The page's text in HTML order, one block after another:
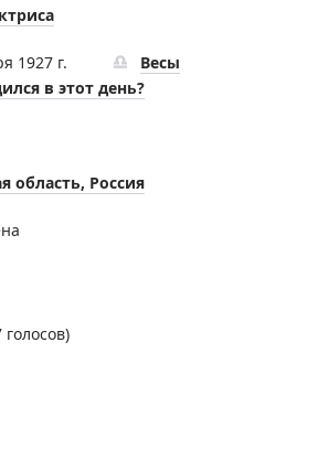
1927 г.
Весы
в этот день?
область, Россия
голосов)